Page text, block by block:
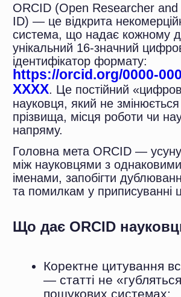
Що дає ORCID науковцю:
— статті не «губляться» в
пошукових системах;
Єдиний агрегатор наукових
здобутків: публікації, гранти,
афіліації в одному реєстрі;
Можливість подавати статті до
престижних міжнародних видань;
Зв’язок із профілями Scopus
ID та Web of Science
Участь у міжнародних рейтингах
грантових конкурсах.
Реєстрація безкоштовна для фізичних
Станом на 2025 рік спільнота ORCID
нараховує понад 10,6 мільйона
організації-члени.
Офіційна позиція МОН